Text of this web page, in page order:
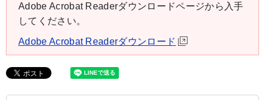
Adobe Acrobat Readerダウンロードページから入手
してください。
Adobe Acrobat Readerダウンロード